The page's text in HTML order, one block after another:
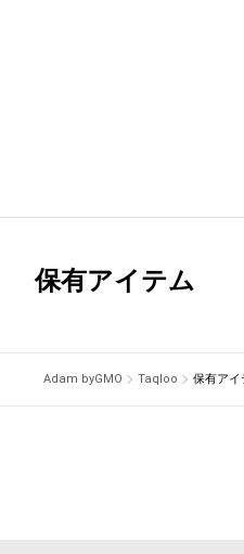
保有アイテム
Adam byGMO Taqloo 保有アイ